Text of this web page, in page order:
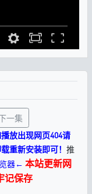
一集
放出现网页404请
重新安装即可！ 推
器← 本站更新网
记保存